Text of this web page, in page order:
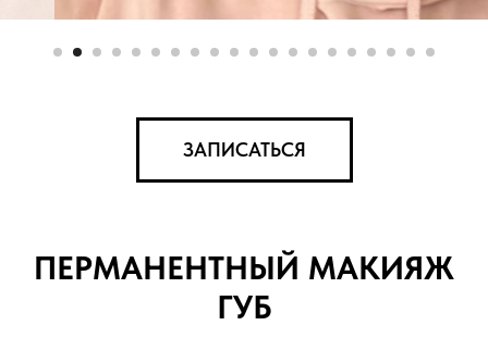
ЗАПИСАТЬСЯ
ПЕРМАНЕНТНЫЙ МАКИЯЖ
ГУБ